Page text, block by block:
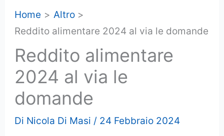
Home
Altro
Reddito alimentare 2024 al via le domande
Reddito alimentare
2024 al via le
domande
Di Nicola Di Masi / 24 Febbraio 2024